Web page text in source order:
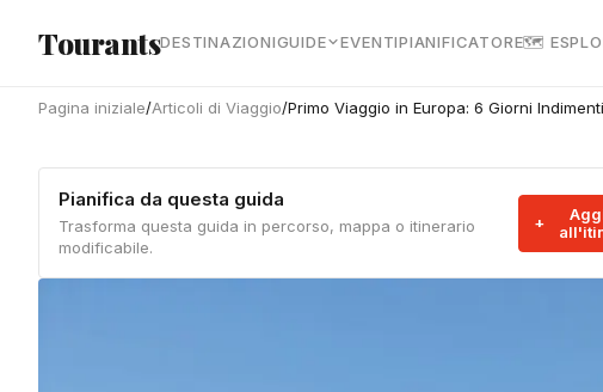
TourantsDESTINAZIONIGUIDE EVENTIPIANIFICATORE🗺
Pagina iniziale/Articoli di Viaggio/Primo Viaggio in Europa: 6 Giorni
Pianifica da questa guida
Trasforma questa guida in percorso, mappa o itinerario
modificabile.